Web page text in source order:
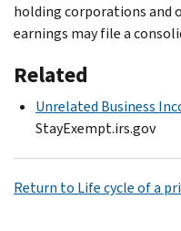
holding corporations and
earnings may file a
Related
Unrelated Business
StayExempt.irs.gov
Return to Life cycle of a